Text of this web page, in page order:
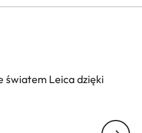
światem Leica dzięki